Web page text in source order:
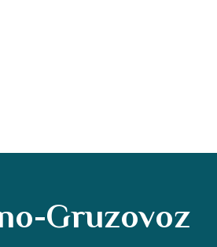
Gruzovoz